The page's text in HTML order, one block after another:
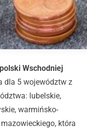
Wschodniej
dla 5 województw z
lubelskie,
warmińsko-
która